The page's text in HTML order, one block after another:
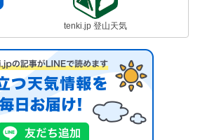
tenki.jp 登山天気